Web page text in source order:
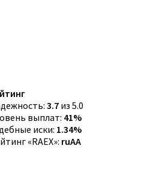
3.7 из 5.0
выплат: 41%
иски: 1.34%
«RAEX»: ruAA